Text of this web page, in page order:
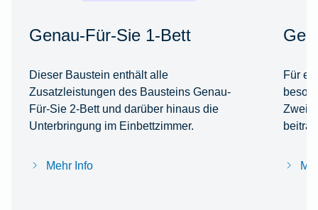
Genau-Für-Sie 1-Bett
Dieser Baustein enthält alle
Zusatzleistungen des Bausteins Genau-
Für-Sie 2-Bett und darüber hinaus die
Unterbringung im Einbettzimmer.
Mehr Info
Für